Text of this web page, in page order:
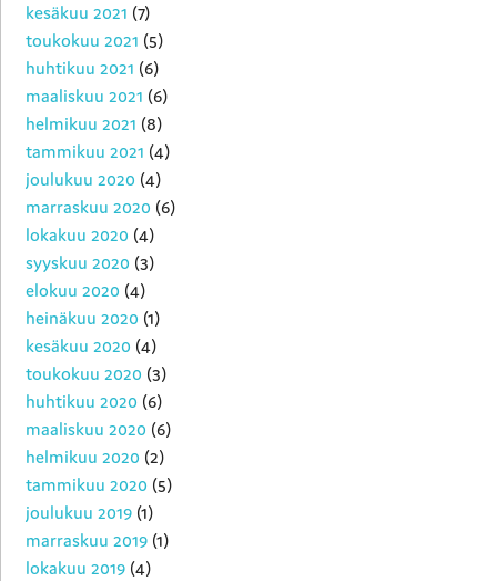
kesäkuu 2021 (7)
toukokuu 2021 (5)
huhtikuu 2021 (6)
maaliskuu 2021 (6)
helmikuu 2021 (8)
tammikuu 2021 (4)
joulukuu 2020 (4)
marraskuu 2020 (6)
lokakuu 2020 (4)
syyskuu 2020 (3)
elokuu 2020 (4)
heinäkuu 2020 (1)
kesäkuu 2020 (4)
toukokuu 2020 (3)
huhtikuu 2020 (6)
maaliskuu 2020 (6)
helmikuu 2020 (2)
tammikuu 2020 (5)
joulukuu 2019 (1)
marraskuu 2019 (1)
lokakuu 2019 (4)